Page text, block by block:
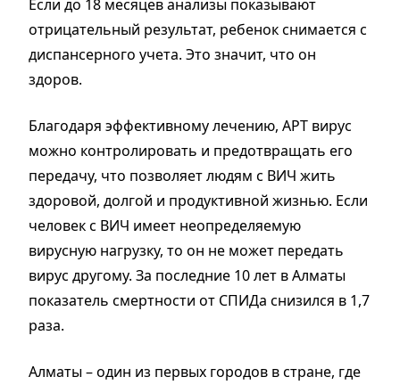
Если до 18 месяцев анализы показывают
отрицательный результат, ребенок снимается с
диспансерного учета. Это значит, что он
здоров.
Благодаря эффективному лечению, АРТ вирус
можно контролировать и предотвращать его
передачу, что позволяет людям с ВИЧ жить
здоровой, долгой и продуктивной жизнью. Если
человек с ВИЧ имеет неопределяемую
вирусную нагрузку, то он не может передать
вирус другому. За последние 10 лет в Алматы
показатель смертности от СПИДа снизился в 1,7
раза.
Алматы – один из первых городов в стране, где